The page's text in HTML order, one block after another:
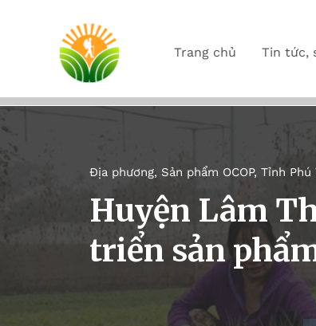
Trang chủ Tin tức,
Địa phương, Sản phẩm OCOP, Tỉnh Phú
Huyện Lâm
triển sản